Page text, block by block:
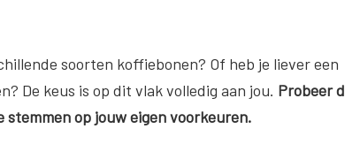
soorten koffiebonen? Of heb je liever een
De keus is op dit vlak volledig aan jou. Probeer
op jouw eigen voorkeuren.